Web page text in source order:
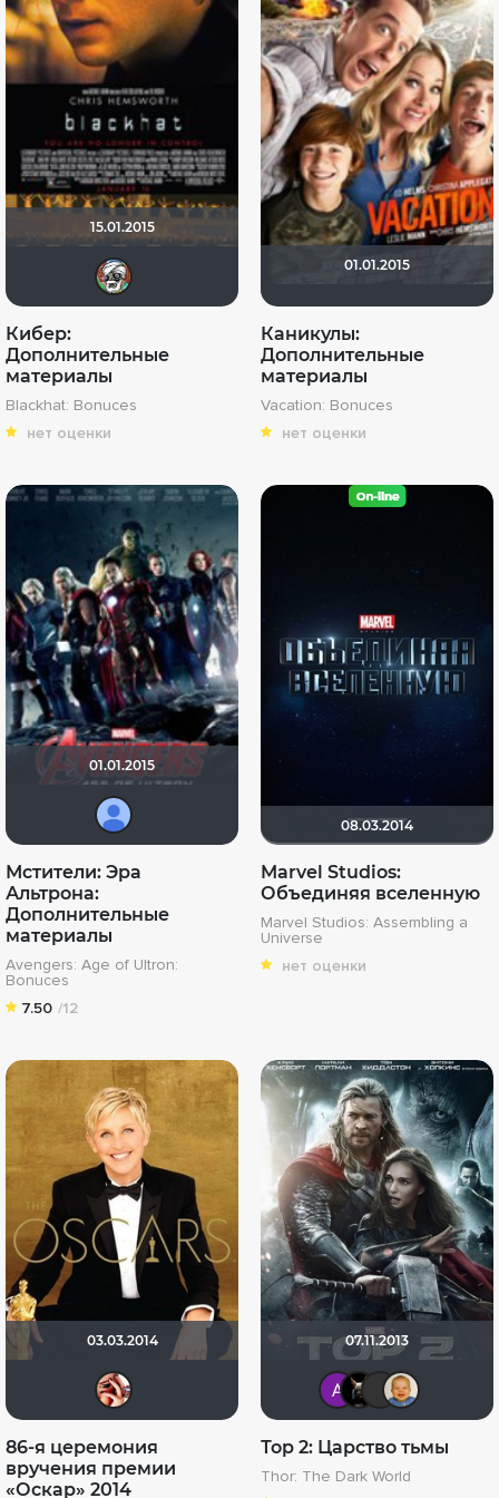
15.01.2015
Кибер:
Дополнительные
материалы
Blackhat: Bonuces
нет оценки
01.01.2015
Каникулы:
Дополнительные
материалы
Vacation: Bonuces
нет оценки
01.01.2015
Александра Степанец
Мстители: Эра
Альтрона:
Дополнительные
материалы
Avengers: Age of Ultron:
Bonuces
7.50 /12
08.03.2014
Marvel Studios:
Объединяя вселенную
Marvel Studios: Assembling a
Universe
нет оценки
03.03.2014
86-я церемония
вручения премии
«Оскар» 2014
07.11.2013
Тор 2: Царство тьмы
Thor: The Dark World